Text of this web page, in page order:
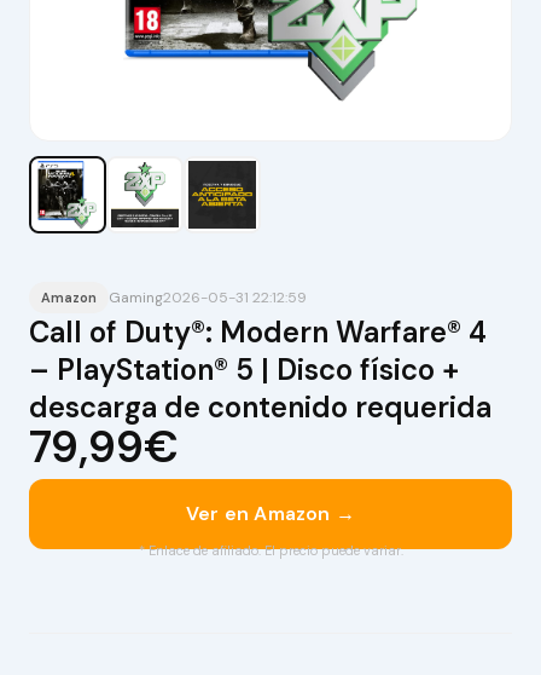
Amazon Gaming2026-05-31 22:12:59
Call of Duty®: Modern Warfare® 4
– PlayStation® 5 | Disco físico +
descarga de contenido requerida
79,99€
Ver en Amazon →
* Enlace de afiliado. El precio puede variar.